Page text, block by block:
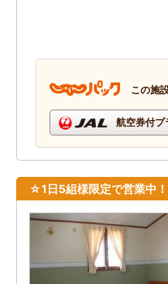
この施
航空券付プ
☆1日5組様限定で営業中